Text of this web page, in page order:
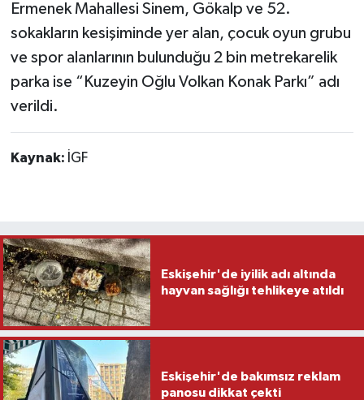
Ermenek Mahallesi Sinem, Gökalp ve 52.
sokakların kesişiminde yer alan, çocuk oyun grubu
ve spor alanlarının bulunduğu 2 bin metrekarelik
parka ise “Kuzeyin Oğlu Volkan Konak Parkı” adı
verildi.
Kaynak: İGF
Eskişehir'de iyilik adı altında
hayvan sağlığı tehlikeye atıldı
Eskişehir'de bakımsız reklam
panosu dikkat çekti